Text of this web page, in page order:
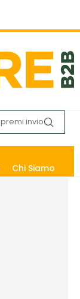
Chi Siamo